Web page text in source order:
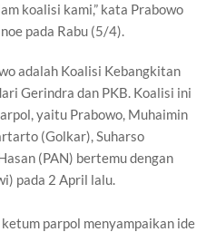
koalisi kami,” kata Prabowo
pada Rabu (5/4).
adalah Koalisi Kebangkitan
Gerindra dan PKB. Koalisi ini
yaitu Prabowo, Muhaimin
(Golkar), Suharso
(PAN) bertemu dengan
pada 2 April lalu.
parpol menyampaikan ide